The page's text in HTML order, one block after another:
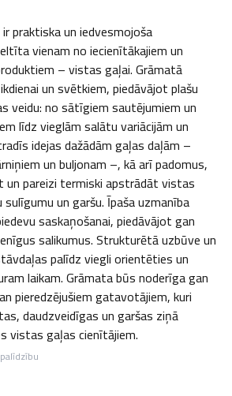
praktiska un iedvesmojoša
vienam no iecienītākajiem un
– vistas gaļai. Grāmatā
un svētkiem, piedāvājot plašu
veidu: no sātīgiem sautējumiem un
līdz vieglām salātu variācijām un
idejas dažādām gaļas daļām –
un buljonam –, kā arī padomus,
un pareizi termiski apstrādāt vistas
un garšu. Īpaša uzmanība
saskaņošanai, piedāvājot gan
salikumus. Strukturētā uzbūve un
palīdz viegli orientēties un
laikam. Grāmata būs noderīga gan
pieredzējušiem gatavotājiem, kuri
daudzveidīgas un garšas ziņā
vistas gaļas cienītājiem.